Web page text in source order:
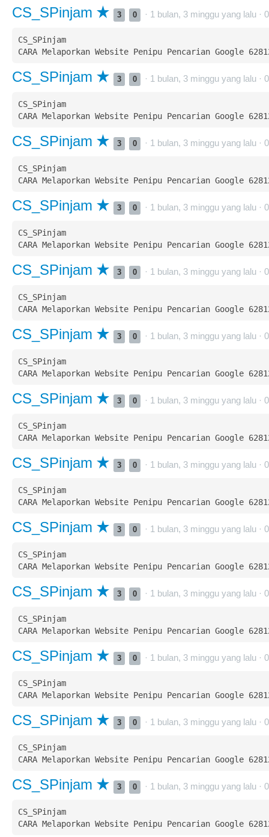
CS_SPinjam 3 0 · 1 bulan, 3 minggu yang lalu · 0
CS_SPinjam
CS_SPinjam 3 0 · 1 bulan, 3 minggu yang lalu · 0
CS_SPinjam
CS_SPinjam 3 0 · 1 bulan, 3 minggu yang lalu · 0
CS_SPinjam
CS_SPinjam 3 0 · 1 bulan, 3 minggu yang lalu · 0
CS_SPinjam
CS_SPinjam 3 0 · 1 bulan, 3 minggu yang lalu · 0
CS_SPinjam
CS_SPinjam 3 0 · 1 bulan, 3 minggu yang lalu · 0
CS_SPinjam
CS_SPinjam 3 0 · 1 bulan, 3 minggu yang lalu · 0
CS_SPinjam
CS_SPinjam 3 0 · 1 bulan, 3 minggu yang lalu · 0
CS_SPinjam
CS_SPinjam 3 0 · 1 bulan, 3 minggu yang lalu · 0
CS_SPinjam
CS_SPinjam 3 0 · 1 bulan, 3 minggu yang lalu · 0
CS_SPinjam
CS_SPinjam 3 0 · 1 bulan, 3 minggu yang lalu · 0
CS_SPinjam
CS_SPinjam 3 0 · 1 bulan, 3 minggu yang lalu · 0
CS_SPinjam
CS_SPinjam 3 0 · 1 bulan, 3 minggu yang lalu · 0
CS_SPinjam